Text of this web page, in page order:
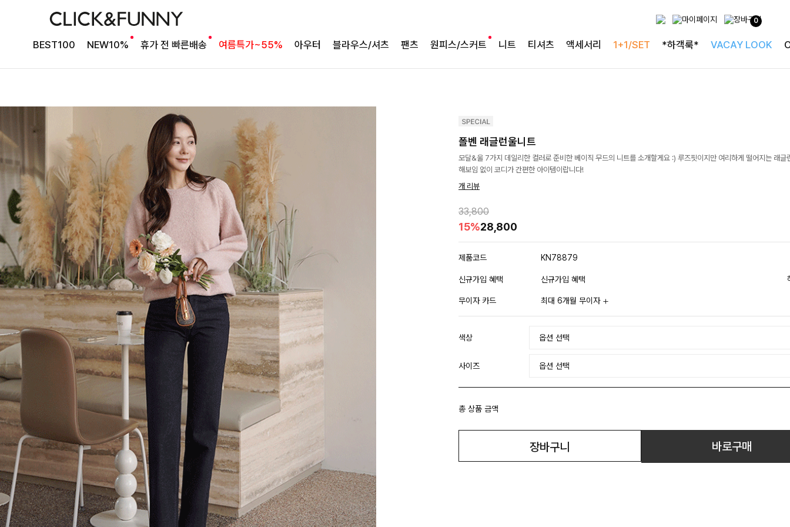
0
BEST100 NEW10% 휴가 전 빠른배송 여름특가~55% 아우터 블라우스/셔츠 팬츠 원피스/스커트 니트 티셔츠 액세서리 1+1/SET *하객룩* VACAY LOOK
폴벤 래글런울니트
모달&울 7가지 데일리한 컬러로 준비한 베이직 무드의 니트를 소개할게요 :) 루즈핏이지만 여리하게 떨어지는 래글
해보임 없이 코디가 간편한 아이템이랍니다!
개 리뷰
33,800
15%28,800
제품코드 KN78879
신규가입 혜택 신규가입 혜택
무이자 카드 최대 6개월 무이자
색상
사이즈
총 상품 금액
장바구니 바로구매